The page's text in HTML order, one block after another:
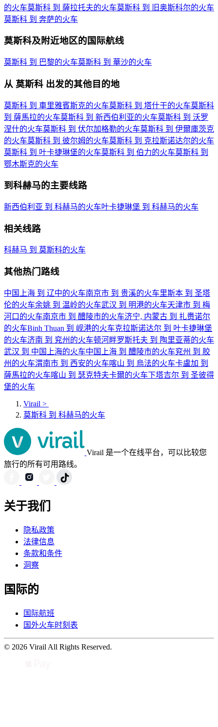
的火车莫斯科 到 薩拉托夫的火车莫斯科 到 旧奥斯科尔的火车
莫斯科 到 奔萨的火车
莫斯科及附近地区的国际航线
莫斯科 到 巴黎的火车莫斯科 到 華沙的火车
从 莫斯科 出发的其他目的地
莫斯科 到 車里雅賓斯克的火车莫斯科 到 塔什干的火车莫斯科
到 薩馬拉的火车莫斯科 到 新西伯利亚的火车莫斯科 到 沃罗
涅什的火车莫斯科 到 伏尔加格勒的火车莫斯科 到 伊爾庫茨克
的火车莫斯科 到 彼尔姆的火车莫斯科 到 克拉斯诺达尔的火车
莫斯科 到 叶卡捷琳堡的火车莫斯科 到 伯力的火车莫斯科 到
鄂木斯克的火车
到科赫马的主要线路
新西伯利亚 到 科赫马的火车叶卡捷琳堡 到 科赫马的火车
相关线路
科赫马 到 莫斯科的火车
其他热门路线
中国上海 到 辽中的火车南京市 到 贵溪的火车里斯本 到 圣塔
伦的火车余姚 到 温岭的火车武汉 到 明港的火车天津市 到 梅
河口的火车南京市 到 醴陵市的火车济宁, 内蒙古 到 扎赉诺尔
的火车Binh Thuan 到 岘港的火车克拉斯诺达尔 到 叶卡捷琳堡
的火车济南 到 兖州的火车顿河畔罗斯托夫 到 陶里亚蒂的火车
武汉 到 中国上海的火车中国上海 到 醴陵市的火车兖州 到 胶
州的火车渭南市 到 西安的火车喀山 到 烏法的火车卡盧加 到
薩馬拉的火车喀山 到 瑟克特夫卡爾的火车下塔吉尔 到 圣彼得
堡的火车
Virail >
莫斯科 到 科赫马的火车
Virail 是一个在线平台，可以比较您
旅行的所有可用路线。
关于我们
隐私政策
法律信息
条款和条件
洞察
国际的
国际航班
国外火车时刻表
© 2026 Virail All Rights Reserved.